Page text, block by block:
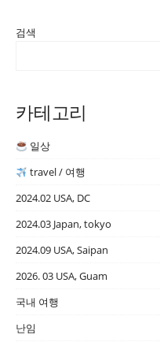
검색
카테고리
일상
travel / 여행
2024.02 USA, DC
2024.03 Japan, tokyo
2024.09 USA, Saipan
2026. 03 USA, Guam
국내 여행
난임